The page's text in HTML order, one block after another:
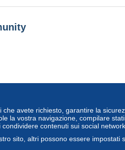
avete richiesto, garantire la
la vostra navigazione, compilare
contenuti sui social network.
sito, altri possono essere impostati
standard